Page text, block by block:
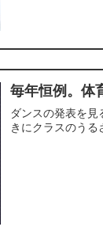
毎年恒例。体
ダンスの発表を
きにクラスのうる